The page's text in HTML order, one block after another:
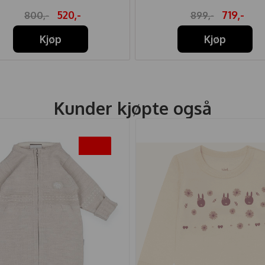
800,-
520,-
Kjøp
899,-
719,-
Kjøp
Kunder kjøpte også